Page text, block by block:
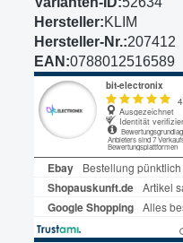
Hersteller:KLIM
Hersteller-Nr.:207412
EAN:0788012516589